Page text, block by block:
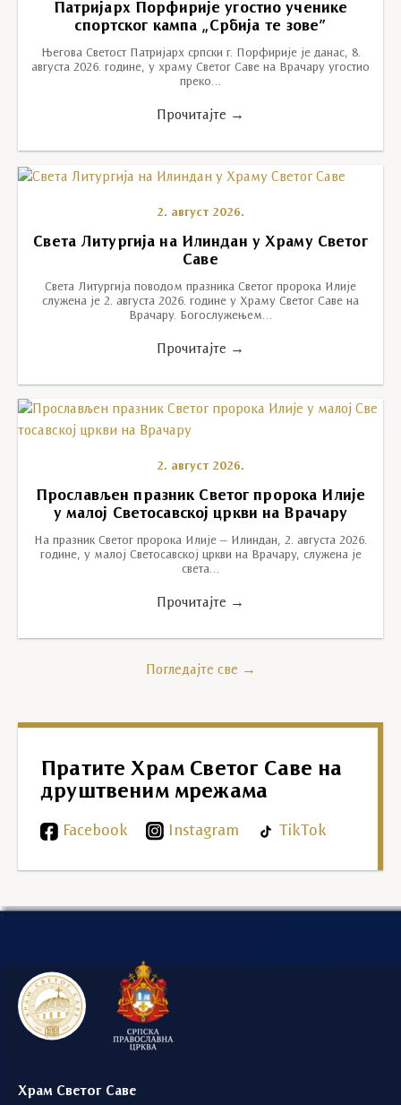
Патријарх Порфирије угостио ученике
спортског кампа „Србија те зове”
Његова Светост Патријарх српски г. Порфирије је данас, 8.
августа 2026. године, у храму Светог Саве на Врачару угостио
преко…
Прочитајте →
2. август 2026.
Света Литургија на Илиндан у Храму Светог
Саве
Света Литургија поводом празника Светог пророка Илије
служена је 2. августа 2026. године у Храму Светог Саве на
Врачару. Богослужењем…
Прочитајте →
2. август 2026.
Прослављен празник Светог пророка Илије
у малој Светосавској цркви на Врачару
На празник Светог пророка Илије – Илиндан, 2. августа 2026.
године, у малој Светосавској цркви на Врачару, служена је
света…
Прочитајте →
Погледајте све →
Пратите Храм Светог Саве на
друштвеним мрежама
Facebook Instagram TikTok
Храм Светог Саве